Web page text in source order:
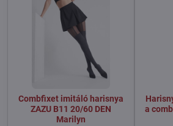
Combfixet imitáló harisnya
ZAZU B11 20/60 DEN
Marilyn
a